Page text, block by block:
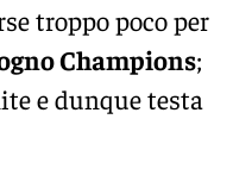
troppo poco per
Champions;
e dunque testa